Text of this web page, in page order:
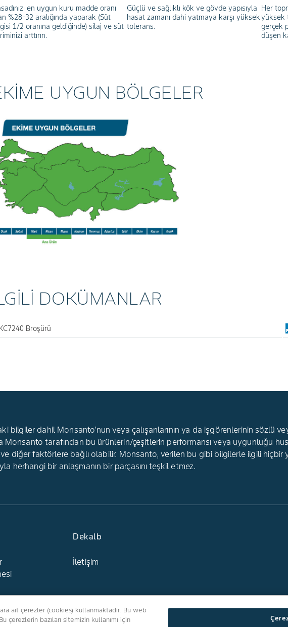
en uygun kuru madde oranı
%28-32 aralığında yaparak (Süt
1/2 oranına geldiğinde) silaj ve süt
arttırın.
Güçlü ve sağlıklı kök ve gövde yapısıyla
hasat zamanı dahi yatmaya karşı yüksek
tolerans.
Her
yüksek
gerçek
düşen
UYGUN BÖLGELER
DOKÜMANLAR
Broşürü
bilgiler dahil Monsanto'nun veya çalışanlarının ya da işgörenlerinin sözlü
tarafından bu ürünlerin/çeşitlerin performansı veya uygunluğu
ve diğer faktörlere bağlı olabilir. Monsanto, verilen bu gibi bilgilerle ilgili
herhangi bir anlaşmanın bir parçasını teşkil etmez.
Dekalb
İletişim
Bizi Takip Edin
ait çerezler (cookies) kullanmaktadır. Bu web
çerezlerin bazıları sitemizin kullanımı için